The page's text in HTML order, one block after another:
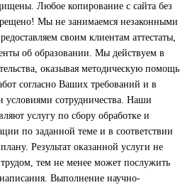
Любое копирование с сайта без
Мы не занимаемся незаконными
своим клиентам аттестаты,
об образовании. Мы действуем в
оказывая методическую помощь
согласно Ваших требований и в
условиями сотрудничества. Наши
услугу по сбору обработке и
по заданной теме и в соответствии
Результат оказанной услуги не
тем не менее может послужить
Выполнение научно-